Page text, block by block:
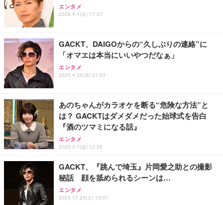
エンタメ
2026.4.1(水) 17:37
GACKT、DAIGOからの“久しぶりの連絡”に
「オマエは本当にいいやつだなぁ」
エンタメ
2025.4.23(水) 21:03
あのちゃんがカラオケを断る“危険な方法”と
は？ GACKTはダメダメだった始球式を告白
『酒のツマミになる話』
エンタメ
2025.3.7(金) 12:55
GACKT、『跳んで埼玉』片岡愛之助との撮影
秘話 顔を舐められるシーンは…
エンタメ
2023.11.25(土) 13:01